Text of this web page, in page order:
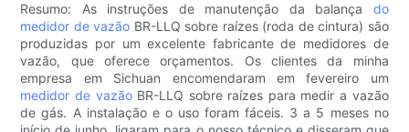
Resumo: As instruções de manutenção da balança do
medidor de vazão BR-LLQ sobre raízes (roda de cintura) são
produzidas por um excelente fabricante de medidores de
vazão, que oferece orçamentos. Os clientes da minha
empresa em Sichuan encomendaram em fevereiro um
medidor de vazãoBR-LLQ sobre raízes para medir a vazão
de gás. A instalação e o uso foram fáceis. 3 a 5 meses no